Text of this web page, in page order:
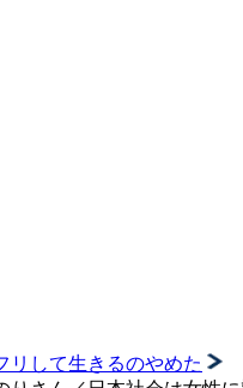
リして生きるのやめた